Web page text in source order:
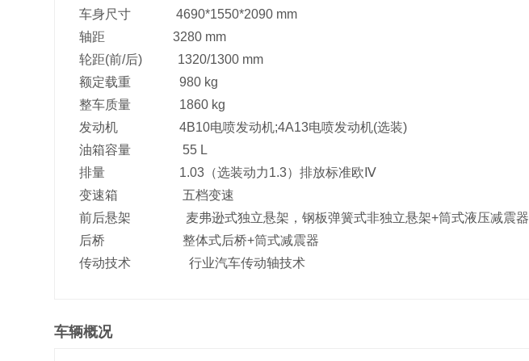
车身尺寸 4690*1550*2090 mm
轴距 3280 mm
轮距(前/后) 1320/1300 mm
额定载重 980 kg
整车质量 1860 kg
发动机 4B10电喷发动机;4A13电喷发动机(选装)
油箱容量 55 L
排量 1.03（选装动力1.3）排放标准欧Ⅳ
变速箱 五档变速
前后悬架 麦弗逊式独立悬架，钢板弹簧式非独立悬架+筒式液压减震器
后桥 整体式后桥+筒式减震器
传动技术 行业汽车传动轴技术
车辆概况